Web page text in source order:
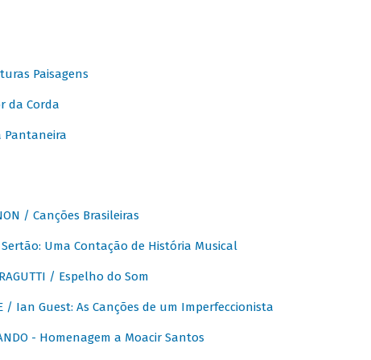
Paisagens
da Corda
Pantaneira
/ Canções Brasileiras
Sertão: Uma Contação de História Musical
/ Espelho do Som
/ Ian Guest: As Canções de um Imperfeccionista
- Homenagem a Moacir Santos